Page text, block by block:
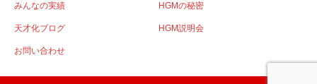
みんなの実績 HGMの秘密
天才化ブログ HGM説明会
お問い合わせ